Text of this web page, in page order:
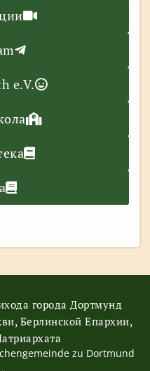
e.V.
города Дортмунд
Берлинской Епархии,
zu Dortmund